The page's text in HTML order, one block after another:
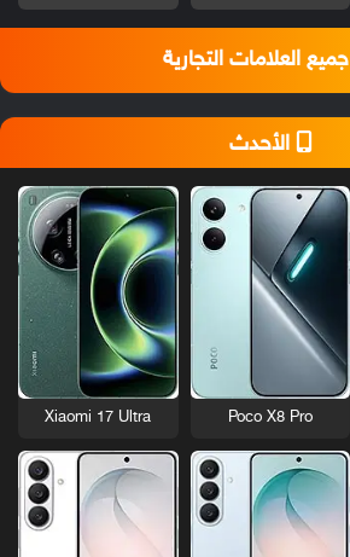
جميع العلامات التجارية
الأحدث
Poco X8 Pro
Xiaomi 17 Ultra